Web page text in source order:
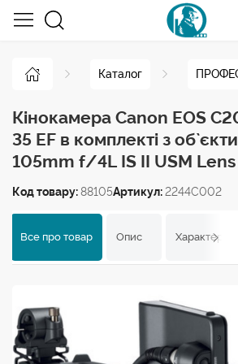
Каталог
Кінокамера Canon EOS
35 EF в комплекті з
105mm f/4L IS II USM Lens
Код товару:88105Артикул:2244C002
Все про товар Опис